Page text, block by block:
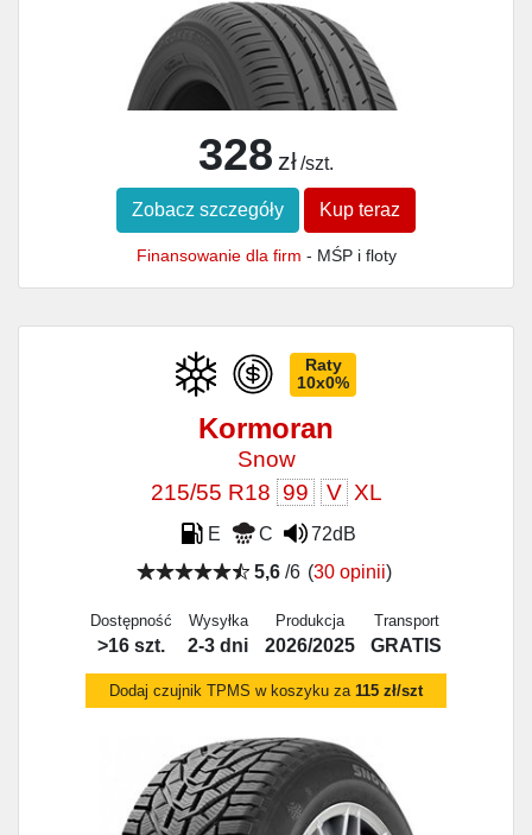
328 zł /szt.
Zobacz szczegóły Kup teraz
Finansowanie dla firm - MŚP i floty
Raty
10x0%
Kormoran
Snow
215/55 R18 99 V XL
E C
72dB
5,6/6 (30 opinii)
Dostępność
>16 szt.
Wysyłka
2-3 dni
Produkcja
2026/2025
Transport
GRATIS
Dodaj czujnik TPMS w koszyku za 115 zł/szt